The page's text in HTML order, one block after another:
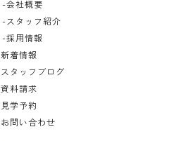
会社概要
スタッフ紹介
採用情報
新着情報
スタッフブログ
資料請求
見学予約
お問い合わせ